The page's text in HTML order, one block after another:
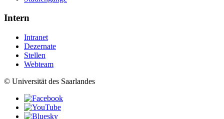
Intern
Intranet
Dezernate
Stellen
Webteam
© Universität des Saarlandes